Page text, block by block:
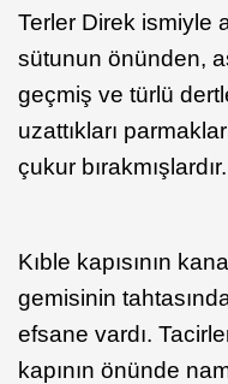
Terler Direk ismiyle
sütunun önünden,
geçmiş ve türlü
uzattıkları
çukur bırakmışlardır.
Kıble kapısının
gemisinin
efsane vardı.
kapının önünde